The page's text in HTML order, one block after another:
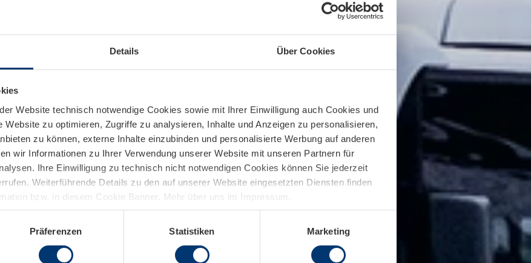
Details Über Cookies
Website technisch notwendige Cookies sowie mit Ihrer Einwilligung auch Cookies und
Website zu optimieren, Zugriffe zu analysieren, Inhalte und Anzeigen zu personalisieren,
zu können, externe Inhalte einzubinden und personalisierte Werbung auf anderen
wir Informationen zu Ihrer Verwendung unserer Website mit unseren Partnern für
Ihre Einwilligung zu technisch nicht notwendigen Cookies können Sie jederzeit
Weiterführende Details zu den auf unserer Website eingesetzten Diensten finden
bzw. in diesem Cookie Banner. Mehr über uns im Impressum.
Präferenzen Statistiken Marketing